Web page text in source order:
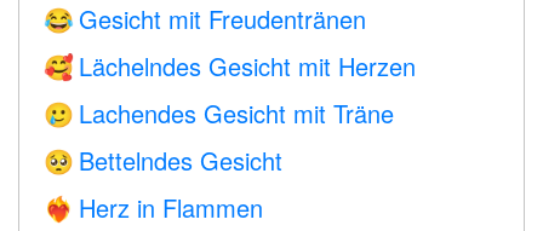
😂 Gesicht mit Freudentränen
🥰 Lächelndes Gesicht mit Herzen
🥲 Lachendes Gesicht mit Träne
🥺 Bettelndes Gesicht
❤️‍🔥 Herz in Flammen